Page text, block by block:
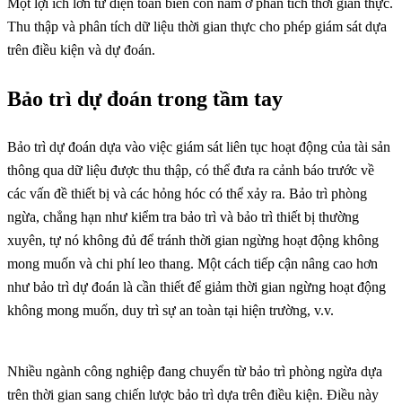
Một lợi ích lớn từ điện toán biên còn nằm ở phân tích thời gian thực.
Thu thập và phân tích dữ liệu thời gian thực cho phép giám sát dựa
trên điều kiện và dự đoán.
Bảo trì dự đoán trong tầm tay
Bảo trì dự đoán dựa vào việc giám sát liên tục hoạt động của tài sản
thông qua dữ liệu được thu thập, có thể đưa ra cảnh báo trước về
các vấn đề thiết bị và các hỏng hóc có thể xảy ra. Bảo trì phòng
ngừa, chẳng hạn như kiểm tra bảo trì và bảo trì thiết bị thường
xuyên, tự nó không đủ để tránh thời gian ngừng hoạt động không
mong muốn và chi phí leo thang. Một cách tiếp cận nâng cao hơn
như bảo trì dự đoán là cần thiết để giảm thời gian ngừng hoạt động
không mong muốn, duy trì sự an toàn tại hiện trường, v.v.
Nhiều ngành công nghiệp đang chuyển từ bảo trì phòng ngừa dựa
trên thời gian sang chiến lược bảo trì dựa trên điều kiện. Điều này